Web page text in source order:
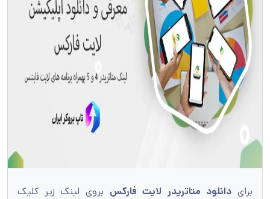
برای دانلود متاتریدر لایت فارکس بروی لینک زیر کلیک